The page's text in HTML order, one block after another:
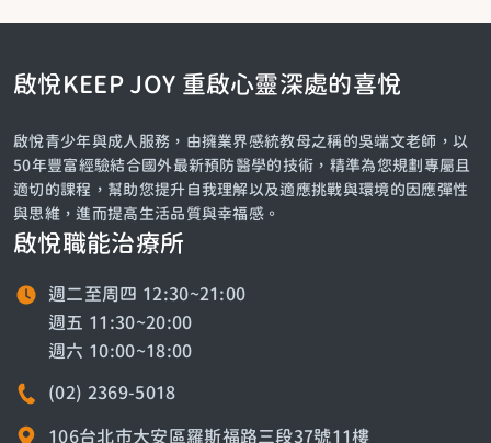
啟悅KEEP JOY 重啟心靈深處的喜悅
啟悅青少年與成人服務，由擁業界感統教母之稱的吳端文老師，以
50年豐富經驗結合國外最新預防醫學的技術，精準為您規劃專屬且
適切的課程，幫助您提升自我理解以及適應挑戰與環境的因應彈性
與思維，進而提高生活品質與幸福感。
啟悅職能治療所
週二至周四 12:30~21:00
週五 11:30~20:00
週六 10:00~18:00
(02) 2369-5018
106台北市大安區羅斯福路三段37號11樓